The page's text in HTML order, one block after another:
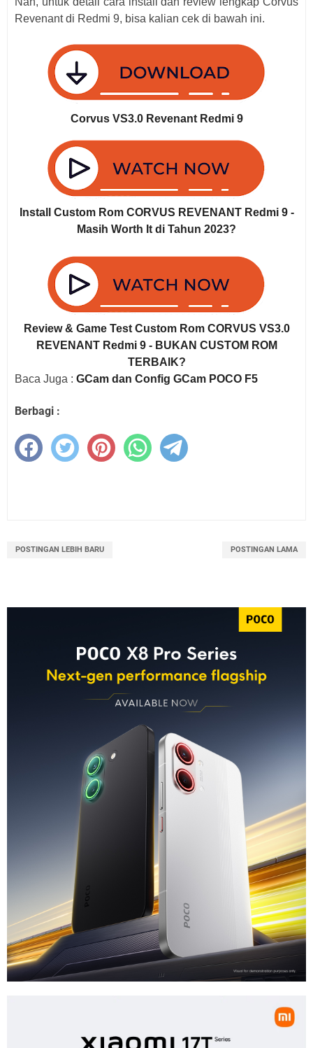
Revenant di Redmi 9, bisa kalian cek di bawah ini.
Corvus VS3.0 Revenant Redmi 9
Install Custom Rom CORVUS REVENANT Redmi 9 -
Masih Worth It di Tahun 2023?
Review & Game Test Custom Rom CORVUS VS3.0
REVENANT Redmi 9 - BUKAN CUSTOM ROM
TERBAIK?
Baca Juga : GCam dan Config GCam POCO F5
Berbagi :
POSTINGAN LEBIH BARU POSTINGAN LAMA